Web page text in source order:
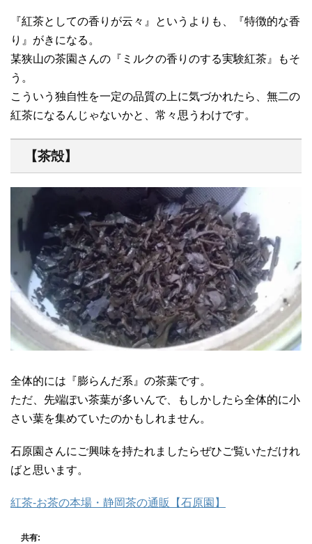
『紅茶としての香りが云々』というよりも、『特徴的な香
り』がきになる。
某狭山の茶園さんの『ミルクの香りのする実験紅茶』もそ
う。
こういう独自性を一定の品質の上に気づかれたら、無二の
紅茶になるんじゃないかと、常々思うわけです。
【茶殻】
全体的には『膨らんだ系』の茶葉です。
ただ、先端ぽい茶葉が多いんで、もしかしたら全体的に小
さい葉を集めていたのかもしれません。
石原園さんにご興味を持たれましたらぜひご覧いただけれ
ばと思います。
紅茶-お茶の本場・静岡茶の通販【石原園】
共有: